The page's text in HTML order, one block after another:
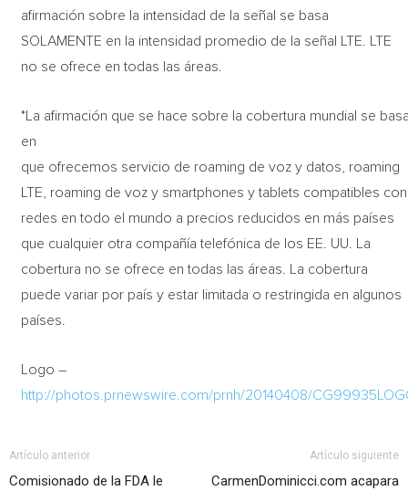
afirmación sobre la intensidad de la señal se basa
SOLAMENTE en la intensidad promedio de la señal LTE. LTE
no se ofrece en todas las áreas.
*La afirmación que se hace sobre la cobertura mundial se
en
que ofrecemos servicio de roaming de voz y datos, roaming
LTE, roaming de voz y smartphones y tablets compatibles con
redes en todo el mundo a precios reducidos en más países
que cualquier otra compañía telefónica de los EE. UU. La
cobertura no se ofrece en todas las áreas. La cobertura
puede variar por país y estar limitada o restringida en algunos
países.
Logo –
http://photos.prnewswire.com/prnh/20140408/
Artículo anterior
Comisionado de la FDA le
Artículo siguiente
CarmenDominicci.com acapara